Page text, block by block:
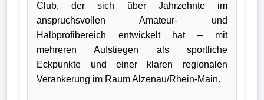
Flutlichtbarde
Club, der sich über Jahrzehnte im
anspruchsvollen Amateur- und
Halbprofibereich entwickelt hat – mit
mehreren Aufstiegen als sportliche
Eckpunkte und einer klaren regionalen
Verankerung im Raum Alzenau/Rhein-Main.